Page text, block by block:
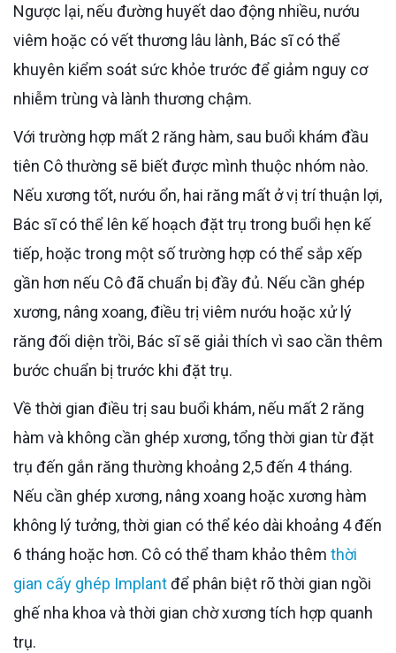
Ngược lại, nếu đường huyết dao động nhiều, nướu
viêm hoặc có vết thương lâu lành, Bác sĩ có thể
khuyên kiểm soát sức khỏe trước để giảm nguy cơ
nhiễm trùng và lành thương chậm.
Với trường hợp mất 2 răng hàm, sau buổi khám đầu
tiên Cô thường sẽ biết được mình thuộc nhóm nào.
Nếu xương tốt, nướu ổn, hai răng mất ở vị trí thuận lợi,
Bác sĩ có thể lên kế hoạch đặt trụ trong buổi hẹn kế
tiếp, hoặc trong một số trường hợp có thể sắp xếp
gần hơn nếu Cô đã chuẩn bị đầy đủ. Nếu cần ghép
xương, nâng xoang, điều trị viêm nướu hoặc xử lý
răng đối diện trồi, Bác sĩ sẽ giải thích vì sao cần thêm
bước chuẩn bị trước khi đặt trụ.
Về thời gian điều trị sau buổi khám, nếu mất 2 răng
hàm và không cần ghép xương, tổng thời gian từ đặt
trụ đến gắn răng thường khoảng 2,5 đến 4 tháng.
Nếu cần ghép xương, nâng xoang hoặc xương hàm
không lý tưởng, thời gian có thể kéo dài khoảng 4 đến
6 tháng hoặc hơn. Cô có thể tham khảo thêm thời
gian cấy ghép Implantđể phân biệt rõ thời gian ngồi
ghế nha khoa và thời gian chờ xương tích hợp quanh
trụ.